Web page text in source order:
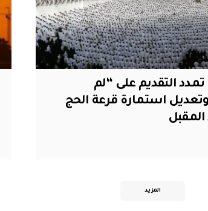
تمدد التقديم على “لم
استمارة قرعة الحج
المقبل
المزيد